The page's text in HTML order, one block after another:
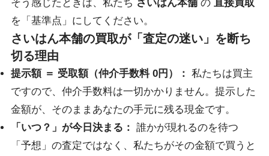
そう感じたときは、私たち さいはん本舗の 直接買取
を「基準点」にしてください。
さいはん本舗の買取が「査定の迷い」を断ち
切る理由
提示額 ＝ 受取額（仲介手数料 0円）： 私たちは買主
ですので、仲介手数料は一切かかりません。提示した
金額が、そのままあなたの手元に残る現金です。
「いつ？」が今日決まる： 誰かが現れるのを待つ
「予想」の査定ではなく、私たちがその金額で買うと